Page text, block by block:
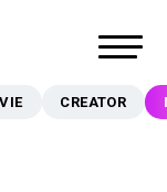
CREATOR